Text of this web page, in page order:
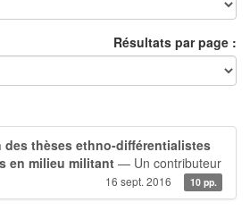
Résultats par page :
des thèses ethno-différentialistes
en milieu militant — Un contributeur
16 sept. 2016 10 pp.